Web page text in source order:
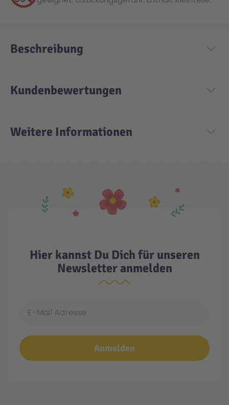
Beschreibung
Kundenbewertungen
Weitere Informationen
Hier kannst Du Dich für unseren
Newsletter anmelden
Anmelden